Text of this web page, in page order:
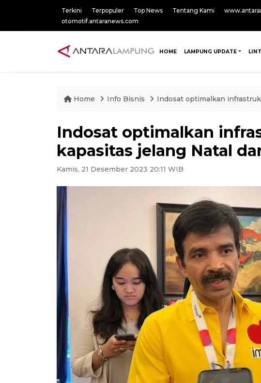
Terkini Terpopuler Top News Tentang Kami
otomotif.antaranews.com
HOME LAMPUNG UPDATE
Home Info Bisnis Indosat optimalkan
Indosat optimalkan
kapasitas jelang Natal
Kamis, 21 Desember 2023 20:11 WIB